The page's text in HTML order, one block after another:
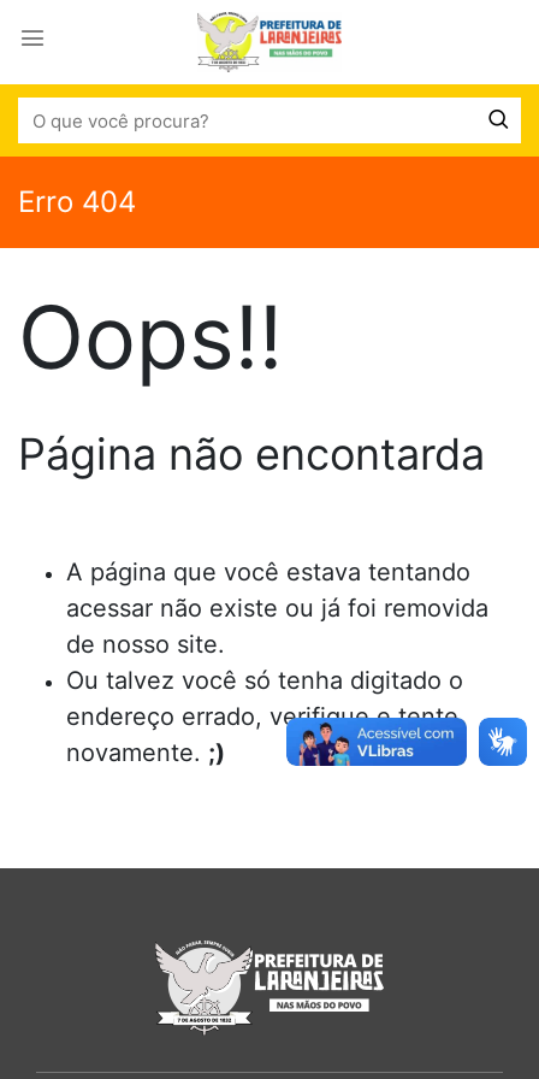
Erro 404
Oops!!
Página não encontarda
A página que você estava tentando
acessar não existe ou já foi removida
de nosso site.
Ou talvez você só tenha digitado o
endereço errado, verifique e tente
novamente. ;)